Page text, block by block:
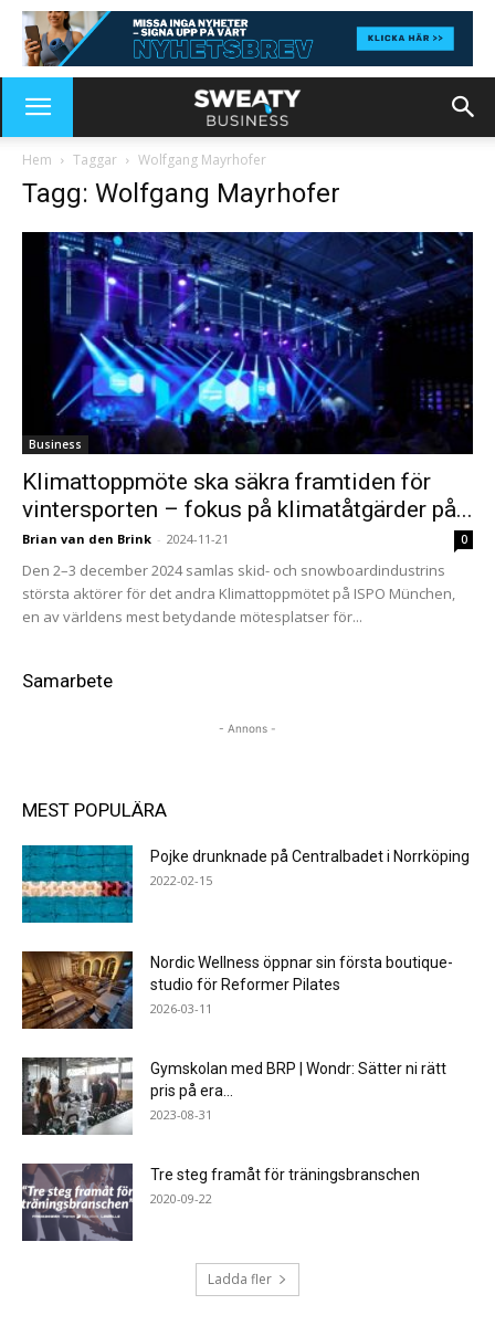
Hem Taggar Wolfgang Mayrhofer
Tagg: Wolfgang Mayrhofer
Business
Klimattoppmöte ska säkra framtiden för
vintersporten – fokus på klimatåtgärder på...
Brian van den Brink - 2024-11-21 0
Den 2–3 december 2024 samlas skid- och snowboardindustrins
största aktörer för det andra Klimattoppmötet på ISPO München,
en av världens mest betydande mötesplatser för...
Samarbete
- Annons -
MEST POPULÄRA
Pojke drunknade på Centralbadet i Norrköping
2022-02-15
Nordic Wellness öppnar sin första boutique-
studio för Reformer Pilates
2026-03-11
Gymskolan med BRP | Wondr: Sätter ni rätt
pris på era...
2023-08-31
Tre steg framåt för träningsbranschen
2020-09-22
Ladda fler